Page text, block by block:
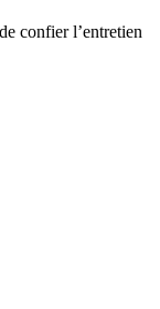
confier l’entretien